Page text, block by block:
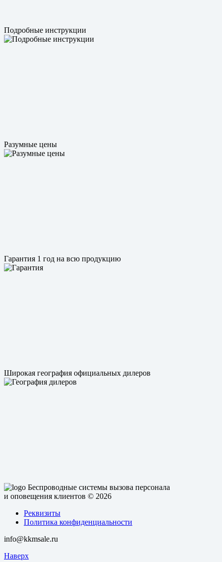
Подробные инструкции
Разумные цены
Гарантия 1 год на всю продукцию
Широкая география официальных дилеров
Беспроводные системы вызова персонала
и оповещения клиентов © 2026
Реквизиты
Политика конфиденциальности
info@kkmsale.ru
Наверх